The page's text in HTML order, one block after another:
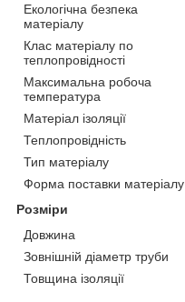
Екологічна безпека
матеріалу
Клас матеріалу по
теплопровідності
Максимальна робоча
температура
Матеріал ізоляції
Теплопровідність
Тип матеріалу
Форма поставки матеріалу
Розміри
Довжина
Зовнішній діаметр труби
Товщина ізоляції